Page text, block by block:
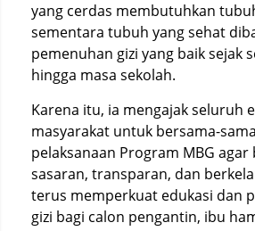
yang cerdas membutuhkan
sementara tubuh yang sehat
pemenuhan gizi yang baik sejak
hingga masa sekolah.
Karena itu, ia mengajak seluruh
masyarakat untuk bersama-
pelaksanaan Program MBG
sasaran, transparan, dan
terus memperkuat edukasi dan
gizi bagi calon pengantin, ibu